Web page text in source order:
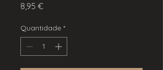
8,95 €Preço
Quantidade *